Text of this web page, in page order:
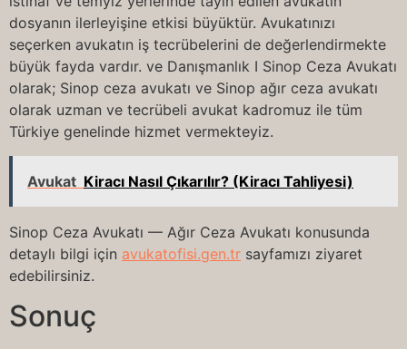
dosyanın ilerleyişine etkisi büyüktür. Avukatınızı
seçerken avukatın iş tecrübelerini de değerlendirmekte
büyük fayda vardır. ve Danışmanlık I Sinop Ceza Avukatı
olarak; Sinop ceza avukatı ve Sinop ağır ceza avukatı
olarak uzman ve tecrübeli avukat kadromuz ile tüm
Türkiye genelinde hizmet vermekteyiz.
Avukat Kiracı Nasıl Çıkarılır? (Kiracı Tahliyesi)
Sinop Ceza Avukatı — Ağır Ceza Avukatı konusunda
detaylı bilgi için avukatofisi.gen.tr sayfamızı ziyaret
edebilirsiniz.
Sonuç